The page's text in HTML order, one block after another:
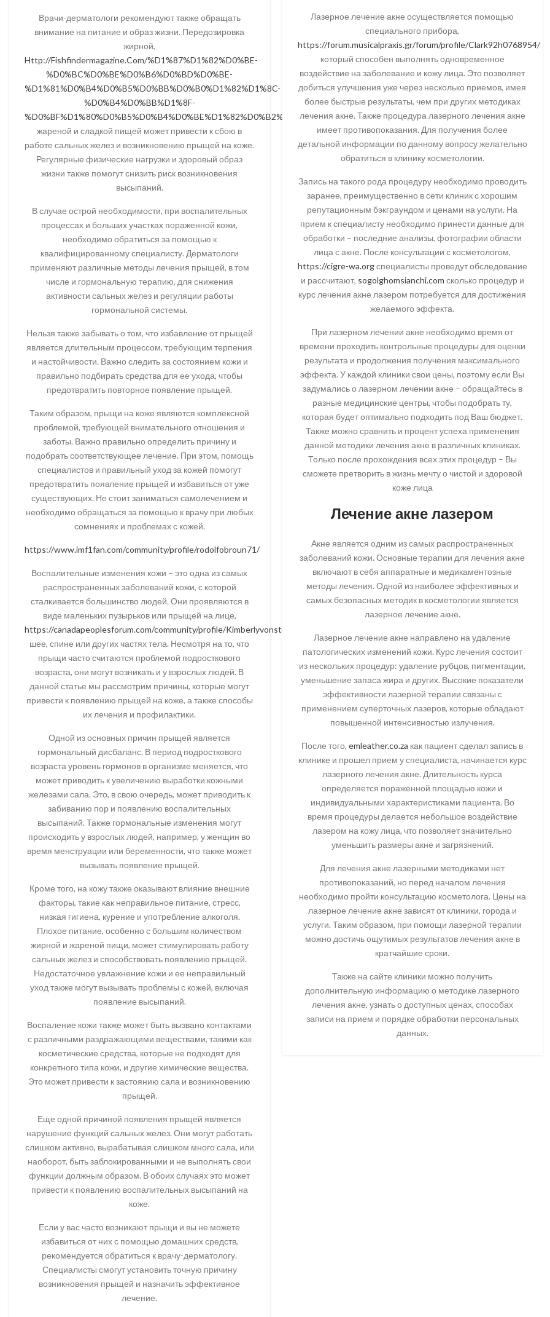
Врачи-дерматологи рекомендуют также обращать
внимание на питание и образ жизни. Передозировка
жирной,
Http://Fishfindermagazine.Com/%D1%87%D1%82%D0%BE-
%D0%BC%D0%BE%D0%B6%D0%BD%D0%BE-
%D1%81%D0%B4%D0%B5%D0%BB%D0%B0%D1%82%D1%8C-
%D0%B4%D0%BB%D1%8F-
%D0%BF%D1%80%D0%B5%D0%B4%D0%BE%D1%82%D0%B2%D1%80%D0%B0%D1%89%D0%B5%D0%BD%D0%B8%D1%8F/
жареной и сладкой пищей может привести к сбою в
работе сальных желез и возникновению прыщей на коже.
Регулярные физические нагрузки и здоровый образ
жизни также помогут снизить риск возникновения
высыпаний.
В случае острой необходимости, при воспалительных
процессах и больших участках пораженной кожи,
необходимо обратиться за помощью к
квалифицированному специалисту. Дерматологи
применяют различные методы лечения прыщей, в том
числе и гормональную терапию, для снижения
активности сальных желез и регуляции работы
гормональной системы.
Нельзя также забывать о том, что избавление от прыщей
является длительным процессом, требующим терпения
и настойчивости. Важно следить за состоянием кожи и
правильно подбирать средства для ее ухода, чтобы
предотвратить повторное появление прыщей.
Таким образом, прыщи на коже являются комплексной
проблемой, требующей внимательного отношения и
заботы. Важно правильно определить причину и
подобрать соответствующее лечение. При этом, помощь
специалистов и правильный уход за кожей помогут
предотвратить появление прыщей и избавиться от уже
существующих. Не стоит заниматься самолечением и
необходимо обращаться за помощью к врачу при любых
сомнениях и проблемах с кожей.
https://www.imf1fan.com/community/profile/rodolfobroun71/
Воспалительные изменения кожи – это одна из самых
распространенных заболеваний кожи, с которой
сталкивается большинство людей. Они проявляются в
виде маленьких пузырьков или прыщей на лице,
https://canadapeoplesforum.com/community/profile/Kimberlyvonstie/
шее, спине или других частях тела. Несмотря на то, что
прыщи часто считаются проблемой подросткового
возраста, они могут возникать и у взрослых людей. В
данной статье мы рассмотрим причины, которые могут
привести к появлению прыщей на коже, а также способы
их лечения и профилактики.
Одной из основных причин прыщей является
гормональный дисбаланс. В период подросткового
возраста уровень гормонов в организме меняется, что
может приводить к увеличению выработки кожными
железами сала. Это, в свою очередь, может приводить к
забиванию пор и появлению воспалительных
высыпаний. Также гормональные изменения могут
происходить у взрослых людей, например, у женщин во
время менструации или беременности, что также может
вызывать появление прыщей.
Кроме того, на кожу также оказывают влияние внешние
факторы, такие как неправильное питание, стресс,
низкая гигиена, курение и употребление алкоголя.
Плохое питание, особенно с большим количеством
жирной и жареной пищи, может стимулировать работу
сальных желез и способствовать появлению прыщей.
Недостаточное увлажнение кожи и ее неправильный
уход также могут вызывать проблемы с кожей, включая
появление высыпаний.
Воспаление кожи также может быть вызвано контактами
с различными раздражающими веществами, такими как
косметические средства, которые не подходят для
конкретного типа кожи, и другие химические вещества.
Это может привести к застоянию сала и возникновению
прыщей.
Еще одной причиной появления прыщей является
нарушение функций сальных желез. Они могут работать
слишком активно, вырабатывая слишком много сала, или
наоборот, быть заблокированными и не выполнять свои
функции должным образом. В обоих случаях это может
привести к появлению воспалительных высыпаний на
коже.
Если у вас часто возникают прыщи и вы не можете
избавиться от них с помощью домашних средств,
рекомендуется обратиться к врачу-дерматологу.
Специалисты смогут установить точную причину
возникновения прыщей и назначить эффективное
лечение.
Лазерное лечение акне осуществляется помощью
специального прибора,
https://forum.musicalpraxis.gr/forum/profile/Clark92h0768954/
который способен выполнять одновременное
воздействие на заболевание и кожу лица. Это позволяет
добиться улучшения уже через несколько приемов, имея
более быстрые результаты, чем при других методиках
лечения акне. Также процедура лазерного лечения акне
имеет противопоказания. Для получения более
детальной информации по данному вопросу желательно
обратиться в клинику косметологии.
Запись на такого рода процедуру необходимо проводить
заранее, преимущественно в сети клиник с хорошим
репутационным бэкграундом и ценами на услуги. На
прием к специалисту необходимо принести данные для
обработки – последние анализы, фотографии области
лица с акне. После консультации с косметологом,
https://cigre-wa.orgспециалисты проведут обследование
и рассчитают, sogolghomsianchi.com сколько процедур и
курс лечения акне лазером потребуется для достижения
желаемого эффекта.
При лазерном лечении акне необходимо время от
времени проходить контрольные процедуры для оценки
результата и продолжения получения максимального
эффекта. У каждой клиники свои цены, поэтому если Вы
задумались о лазерном лечении акне – обращайтесь в
разные медицинские центры, чтобы подобрать ту,
которая будет оптимально подходить под Ваш бюджет.
Также можно сравнить и процент успеха применения
данной методики лечения акне в различных клиниках.
Только после прохождения всех этих процедур – Вы
сможете претворить в жизнь мечту о чистой и здоровой
коже лица
Лечение акне лазером
Акне является одним из самых распространенных
заболеваний кожи. Основные терапии для лечения акне
включают в себя аппаратные и медикаментозные
методы лечения. Одной из наиболее эффективных и
самых безопасных методик в косметологии является
лазерное лечение акне.
Лазерное лечение акне направлено на удаление
патологических изменений кожи. Курс лечения состоит
из нескольких процедур: удаление рубцов, пигментации,
уменьшение запаса жира и других. Высокие показатели
эффективности лазерной терапии связаны с
применением суперточных лазеров, которые обладают
повышенной интенсивностью излучения.
После того,emleather.co.za как пациент сделал запись в
клинике и прошел прием у специалиста, начинается курс
лазерного лечения акне. Длительность курса
определяется пораженной площадью кожи и
индивидуальными характеристиками пациента. Во
время процедуры делается небольшое воздействие
лазером на кожу лица, что позволяет значительно
уменьшить размеры акне и загрязнений.
Для лечения акне лазерными методиками нет
противопоказаний, но перед началом лечения
необходимо пройти консультацию косметолога. Цены на
лазерное лечение акне зависят от клиники, города и
услуги. Таким образом, при помощи лазерной терапии
можно достичь ощутимых результатов лечения акне в
кратчайшие сроки.
Также на сайте клиники можно получить
дополнительную информацию о методике лазерного
лечения акне, узнать о доступных ценах, способах
записи на прием и порядке обработки персональных
данных.